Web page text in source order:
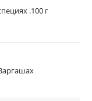
.100 г